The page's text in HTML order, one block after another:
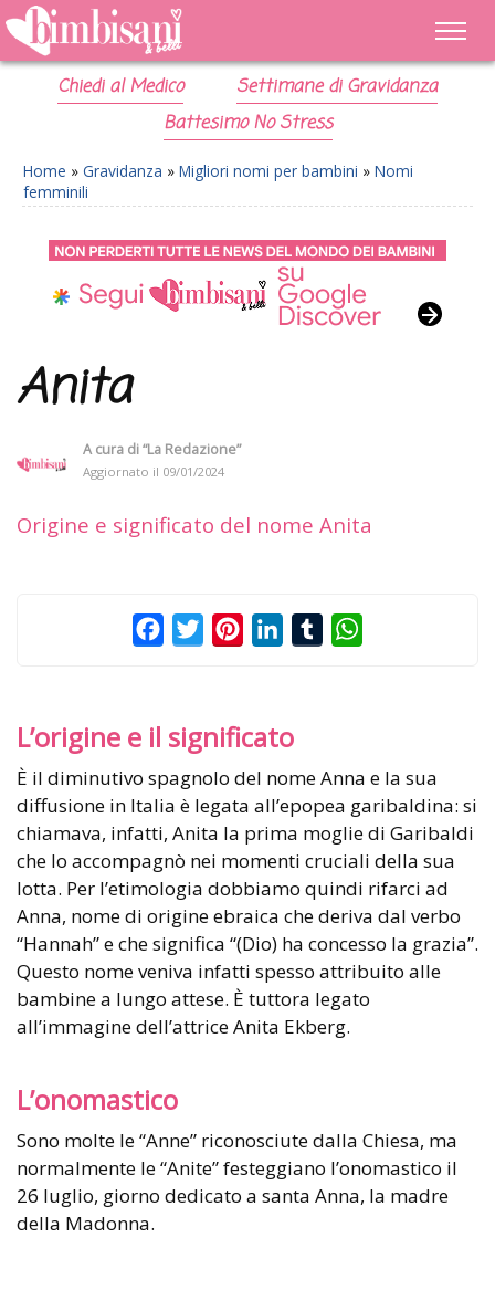
Chiedi al Medico
Settimane di Gravidanza
Battesimo No Stress
Home » Gravidanza » Migliori nomi per bambini » Nomi
femminili
Anita
A cura di“La Redazione”
Aggiornato il 09/01/2024
Origine e significato del nome Anita
FacebookTwitterPinterestLinkedInTumblr
L’origine e il significato
È il diminutivo spagnolo del nome Anna e la sua
diffusione in Italia è legata all’epopea garibaldina: si
chiamava, infatti, Anita la prima moglie di Garibaldi
che lo accompagnò nei momenti cruciali della sua
lotta. Per l’etimologia dobbiamo quindi rifarci ad
Anna, nome di origine ebraica che deriva dal verbo
“Hannah” e che significa “(Dio) ha concesso la grazia”.
Questo nome veniva infatti spesso attribuito alle
bambine a lungo attese. È tuttora legato
all’immagine dell’attrice Anita Ekberg.
L’onomastico
Sono molte le “Anne” riconosciute dalla Chiesa, ma
normalmente le “Anite” festeggiano l’onomastico il
26 luglio, giorno dedicato a santa Anna, la madre
della Madonna.